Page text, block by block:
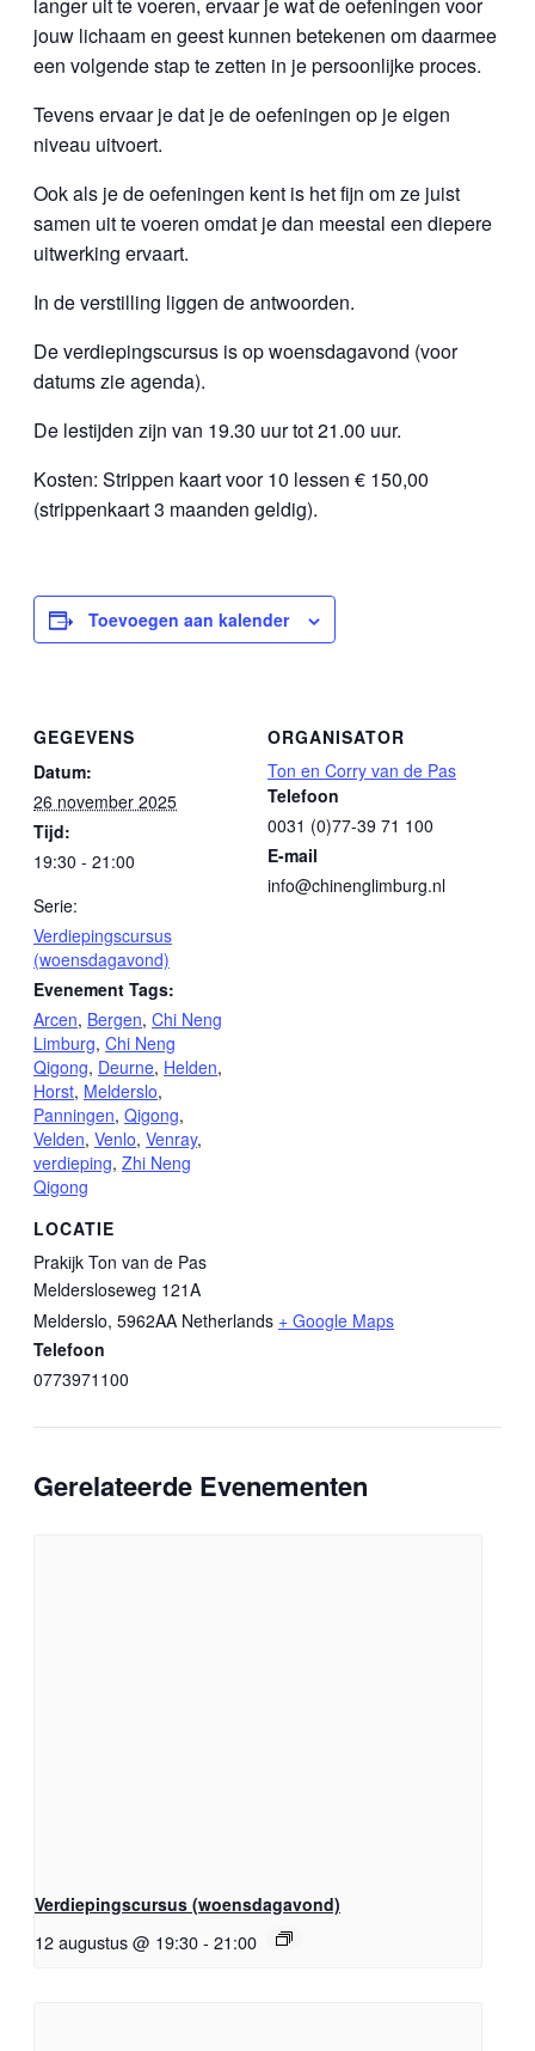
jouw lichaam en geest kunnen betekenen om daarmee
een volgende stap te zetten in je persoonlijke proces.
Tevens ervaar je dat je de oefeningen op je eigen
niveau uitvoert.
Ook als je de oefeningen kent is het fijn om ze juist
samen uit te voeren omdat je dan meestal een diepere
uitwerking ervaart.
In de verstilling liggen de antwoorden.
De verdiepingscursus is op woensdagavond (voor
datums zie agenda).
De lestijden zijn van 19.30 uur tot 21.00 uur.
Kosten: Strippen kaart voor 10 lessen € 150,00
(strippenkaart 3 maanden geldig).
Toevoegen aan kalender
GEGEVENS
Datum:
26 november 2025
Tijd:
19:30 - 21:00
Serie:
Verdiepingscursus
(woensdagavond)
Evenement Tags:
Arcen, Bergen, Chi Neng
Limburg, Chi Neng
Qigong, Deurne, Helden,
Horst, Melderslo,
Panningen, Qigong,
Velden, Venlo, Venray,
verdieping, Zhi Neng
Qigong
LOCATIE
Prakijk Ton van de Pas
Meldersloseweg 121A
Melderslo, 5962AA Netherlands + Google Maps
Telefoon
0773971100
ORGANISATOR
Ton en Corry van de Pas
Telefoon
0031 (0)77-39 71 100
E-mail
info@chinenglimburg.nl
Gerelateerde Evenementen
Verdiepingscursus (woensdagavond)
12 augustus @ 19:30- 21:00